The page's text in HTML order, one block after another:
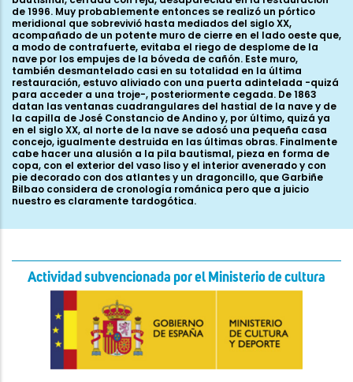
Actividad subvencionada por el Ministerio de cultura